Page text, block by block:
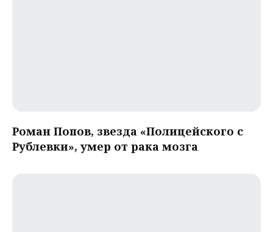
Роман Попов, звезда «Полицейского с
Рублевки», умер от рака мозга